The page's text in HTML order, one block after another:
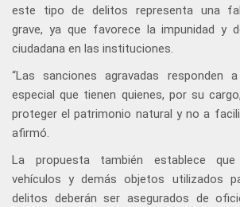
este tipo de delitos representa una
grave, ya que favorece la impunidad y
ciudadana en las instituciones.
“Las sanciones agravadas responden
especial que tienen quienes, por su
proteger el patrimonio natural y no a
afirmó.
La propuesta también establece que
vehículos y demás objetos utilizados
delitos deberán ser asegurados de